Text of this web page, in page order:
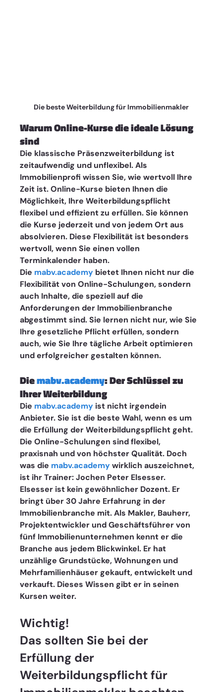
Die beste Weiterbildung für Immobilienmakler
Warum Online-Kurse die ideale Lösung
sind
Die klassische Präsenzweiterbildung ist
zeitaufwendig und unflexibel. Als
Immobilienprofi wissen Sie, wie wertvoll Ihre
Zeit ist. Online-Kurse bieten Ihnen die
Möglichkeit, Ihre Weiterbildungspflicht
flexibel und effizient zu erfüllen. Sie können
die Kurse jederzeit und von jedem Ort aus
absolvieren. Diese Flexibilität ist besonders
wertvoll, wenn Sie einen vollen
Terminkalender haben.
Die mabv.academy bietet Ihnen nicht nur die
Flexibilität von Online-Schulungen, sondern
auch Inhalte, die speziell auf die
Anforderungen der Immobilienbranche
abgestimmt sind. Sie lernen nicht nur, wie Sie
Ihre gesetzliche Pflicht erfüllen, sondern
auch, wie Sie Ihre tägliche Arbeit optimieren
und erfolgreicher gestalten können.
Die mabv.academy: Der Schlüssel zu
Ihrer Weiterbildung
Die mabv.academy ist nicht irgendein
Anbieter. Sie ist die beste Wahl, wenn es um
die Erfüllung der Weiterbildungspflicht geht.
Die Online-Schulungen sind flexibel,
praxisnah und von höchster Qualität. Doch
was die mabv.academy wirklich auszeichnet,
ist ihr Trainer: Jochen Peter Elsesser.
Elsesser ist kein gewöhnlicher Dozent. Er
bringt über 30 Jahre Erfahrung in der
Immobilienbranche mit. Als Makler, Bauherr,
Projektentwickler und Geschäftsführer von
fünf Immobilienunternehmen kennt er die
Branche aus jedem Blickwinkel. Er hat
unzählige Grundstücke, Wohnungen und
Mehrfamilienhäuser gekauft, entwickelt und
verkauft. Dieses Wissen gibt er in seinen
Kursen weiter.
Wichtig!
Das sollten Sie bei der
Erfüllung der
Weiterbildungspflicht für